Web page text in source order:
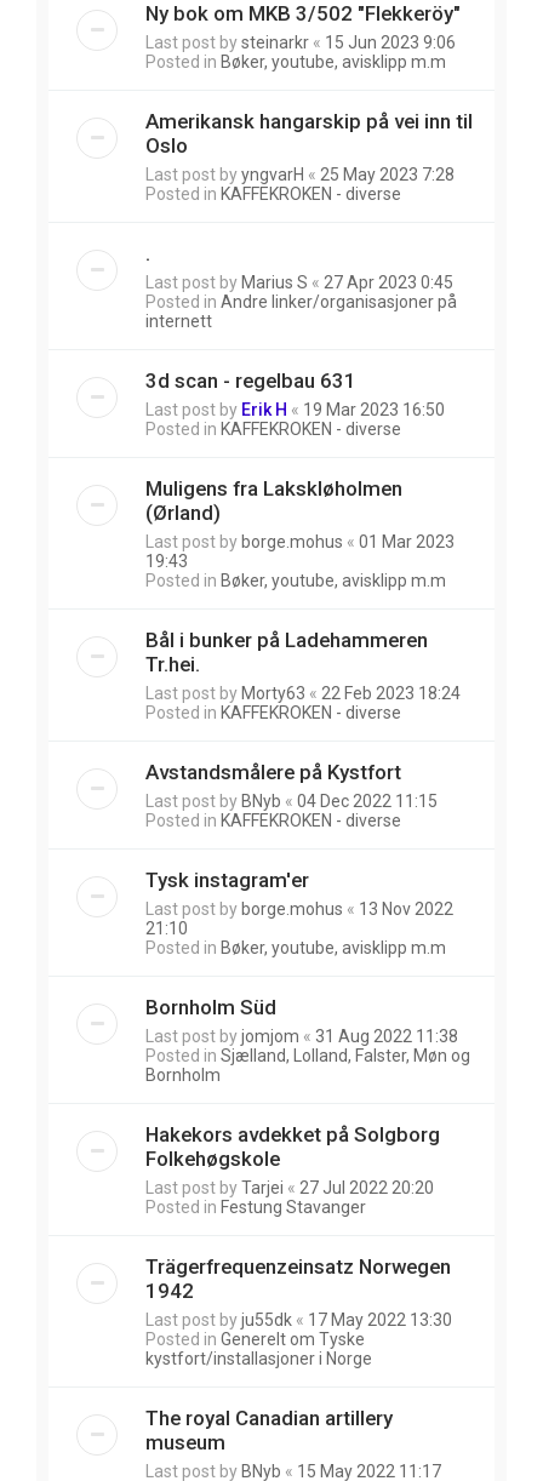
Ny bok om MKB 3/502 "Flekkeröy"
Last post bysteinarkr « 15 Jun 2023 9:06
Posted in Bøker, youtube, avisklipp m.m
Amerikansk hangarskip på vei inn til
Oslo
Last post byyngvarH « 25 May 2023 7:28
Posted in KAFFEKROKEN - diverse
.
Last post by Marius S « 27 Apr 2023 0:45
Posted in Andre linker/organisasjoner på
internett
3d scan - regelbau 631
Last post by Erik H « 19 Mar 2023 16:50
Posted in KAFFEKROKEN - diverse
Muligens fra Lakskløholmen
(Ørland)
Last post by borge.mohus « 01 Mar 2023
19:43
Posted in Bøker, youtube, avisklipp m.m
Bål i bunker på Ladehammeren
Tr.hei.
Last post by Morty63 « 22 Feb 2023 18:24
Posted in KAFFEKROKEN - diverse
Avstandsmålere på Kystfort
Last post by BNyb « 04 Dec 2022 11:15
Posted in KAFFEKROKEN - diverse
Tysk instagram'er
Last post by borge.mohus « 13 Nov 2022
21:10
Posted in Bøker, youtube, avisklipp m.m
Bornholm Süd
Last post byjomjom « 31 Aug 2022 11:38
Posted in Sjælland, Lolland, Falster, Møn og
Bornholm
Hakekors avdekket på Solgborg
Folkehøgskole
Last post byTarjei « 27 Jul 2022 20:20
Posted in Festung Stavanger
Trägerfrequenzeinsatz Norwegen
1942
Last post byju55dk « 17 May 2022 13:30
Posted in Generelt om Tyske
kystfort/installasjoner i Norge
The royal Canadian artillery
museum
Last post by BNyb « 15 May 2022 11:17